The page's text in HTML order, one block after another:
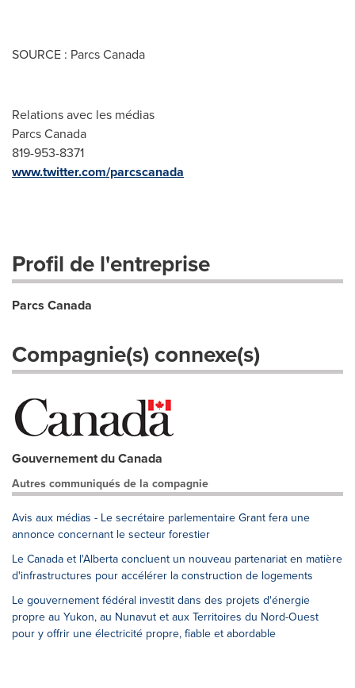
SOURCE : Parcs Canada
Relations avec les médias
Parcs Canada
819-953-8371
www.twitter.com/parcscanada
Profil de l'entreprise
Parcs Canada
Compagnie(s) connexe(s)
Gouvernement du Canada
Autres communiqués de la compagnie
Avis aux médias - Le secrétaire parlementaire Grant fera une
annonce concernant le secteur forestier
Le Canada et l'Alberta concluent un nouveau partenariat en matière
d'infrastructures pour accélérer la construction de logements
Le gouvernement fédéral investit dans des projets d'énergie
propre au Yukon, au Nunavut et aux Territoires du Nord-Ouest
pour y offrir une électricité propre, fiable et abordable